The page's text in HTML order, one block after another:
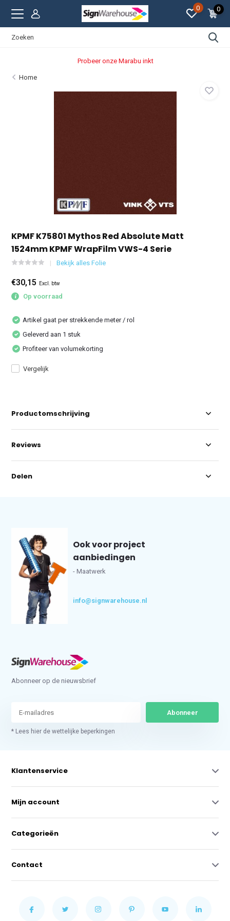
0 0
Probeer onze Marabu inkt
Home
KPMF K75801 Mythos Red Absolute Matt
1524mm KPMF WrapFilm VWS-4 Serie
Bekijk alles Folie
€30,15 Excl. btw
Op voorraad
Artikel gaat per strekkende meter / rol
Geleverd aan 1 stuk
Profiteer van volumekorting
Vergelijk
Productomschrijving
Reviews
Delen
Ook voor project
aanbiedingen
- Maatwerk
info@signwarehouse.nl
Abonneer op de nieuwsbrief
Abonneer
* Lees hier de wettelijke beperkingen
Klantenservice
Mijn account
Categorieën
Contact